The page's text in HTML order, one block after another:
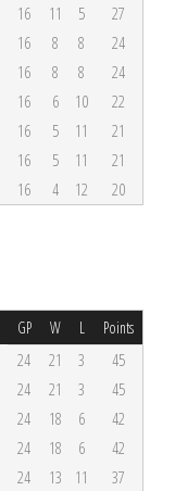
16 11 5
27
16 8 8
24
16 8 8
24
16 6 10
22
16 5 11
21
16 5 11
21
16 4 12 20
GP W L Points
24 21 3
45
24 21 3
45
24 18 6
42
24 18 6
42
24 13 11
37